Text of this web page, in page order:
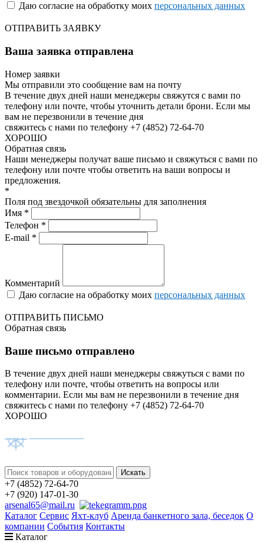
Даю согласие на обработку моих персональных данных
ОТПРАВИТЬ ЗАЯВКУ
Ваша заявка отправлена
Номер заявки
Мы отправили это сообщение вам на почту
В течение двух дней наши менеджеры свяжутся с вами по
телефону или почте, чтобы уточнить детали брони. Если мы
вам не перезвонили в течение дня
свяжитесь с нами по телефону +7 (4852) 72-64-70
ХОРОШО
Обратная связь
Наши менеджеры получат ваше письмо и свяжуться с вами по
телефону или почте чтобы ответить на ваши вопросы и
предложения.
*
Поля под звездочкой обязательны для заполнения
Имя *
Телефон *
E-mail *
Комментарий
Даю согласие на обработку моих персональных данных
ОТПРАВИТЬ ПИСЬМО
Обратная связь
Ваше письмо отправлено
В течение двух дней наши менеджеры свяжуться с вами по
телефону или почте, чтобы ответить на вопросы или
комментарии. Если мы вам не перезвонили в течение дня
свяжитесь с нами по телефону +7 (4852) 72-64-70
ХОРОШО
+7 (4852) 72-64-70
+7 (920) 147-01-30
arsenal65@mail.ru
Каталог Сервис Яхт-клуб Аренда банкетного зала, беседок О
компании События Контакты
Каталог